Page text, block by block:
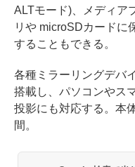
ALTモード)、メディア
リや microSDカードに
することもできる。
各種ミラーリングデバ
搭載し、パソコンやス
投影にも対応する。本
間。